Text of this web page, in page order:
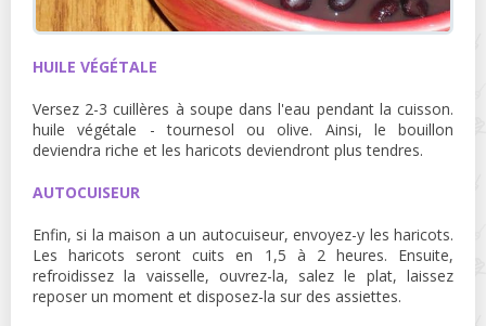
HUILE VÉGÉTALE
Versez 2-3 cuillères à soupe dans l'eau pendant la cuisson.
huile végétale - tournesol ou olive. Ainsi, le bouillon
deviendra riche et les haricots deviendront plus tendres.
AUTOCUISEUR
Enfin, si la maison a un autocuiseur, envoyez-y les haricots.
Les haricots seront cuits en 1,5 à 2 heures. Ensuite,
refroidissez la vaisselle, ouvrez-la, salez le plat, laissez
reposer un moment et disposez-la sur des assiettes.